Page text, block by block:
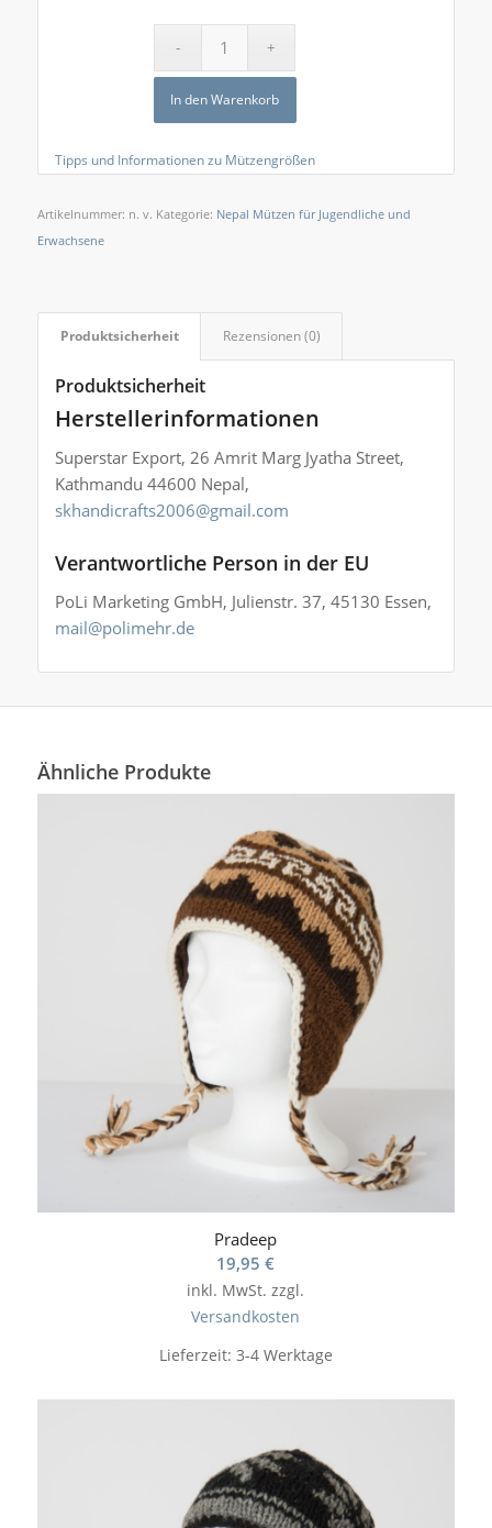
In den Warenkorb
Tipps und Informationen zu Mützengrößen
Artikelnummer: n. v. Kategorie: Nepal Mützen für Jugendliche und
Erwachsene
Produktsicherheit Rezensionen (0)
Produktsicherheit
Herstellerinformationen
Superstar Export, 26 Amrit Marg Jyatha Street,
Kathmandu 44600 Nepal,
skhandicrafts2006@gmail.com
Verantwortliche Person in der EU
PoLi Marketing GmbH, Julienstr. 37, 45130 Essen,
mail@polimehr.de
Ähnliche Produkte
Pradeep
19,95€
inkl. MwSt. zzgl.
Versandkosten
Lieferzeit: 3-4 Werktage